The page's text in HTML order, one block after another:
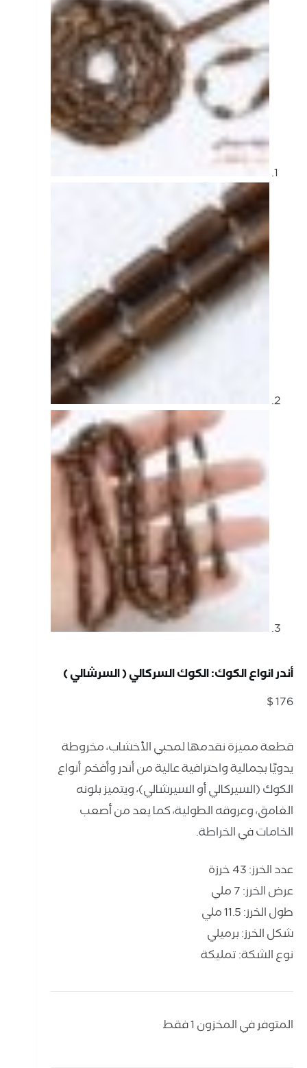
أندر انواع الكوك: الكوك السركالي ( السرشالي )
$176
قطعة مميزة نقدمها لمحبي الأخشاب، مخروطة
يدويًا بجمالية واحترافية عالية من أندر وأفخم أنواع
الكوك (السيركالي أو السيرشالي)، ويتميز بلونه
الغامق، وعروقه الطولية، كما يعد من أصعب
الخامات في الخراطة.
عدد الخرز: 43 خرزة
عرض الخرز: 7 ملي
طول الخرز: 11.5 ملي
شكل الخرز: برميلي
نوع الشكة: تمليكة
المتوفر في المخزون 1 فقط